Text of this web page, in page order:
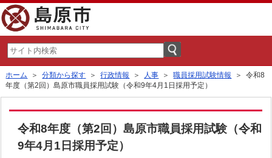
ホーム ＞分類から探す ＞行政情報 ＞ 人事 ＞職員採用試験情報
＞ 令和8
年度（第2回）島原市職員採用試験（令和9年4月1日採用予定）
令和8年度（第2回）島原市職員採用試験（令和
9年4月1日採用予定）